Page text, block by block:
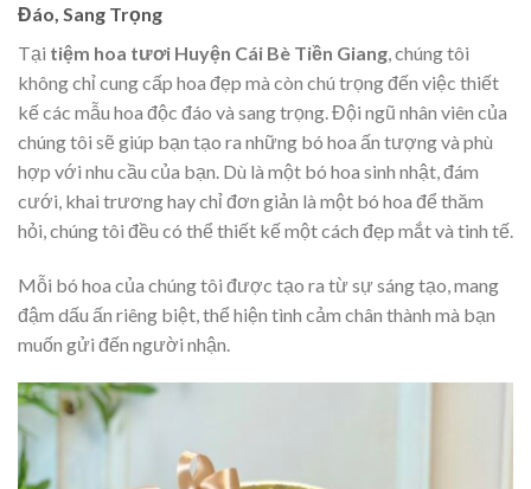
Đáo, Sang Trọng
Tại tiệm hoa tươi Huyện Cái Bè Tiền Giang , chúng tôi
không chỉ cung cấp hoa đẹp mà còn chú trọng đến việc thiết
kế các mẫu hoa độc đáo và sang trọng. Đội ngũ nhân viên của
chúng tôi sẽ giúp bạn tạo ra những bó hoa ấn tượng và phù
hợp với nhu cầu của bạn. Dù là một bó hoa sinh nhật, đám
cưới, khai trương hay chỉ đơn giản là một bó hoa để thăm
hỏi, chúng tôi đều có thể thiết kế một cách đẹp mắt và tinh tế.
Mỗi bó hoa của chúng tôi được tạo ra từ sự sáng tạo, mang
đậm dấu ấn riêng biệt, thể hiện tình cảm chân thành mà bạn
muốn gửi đến người nhận.